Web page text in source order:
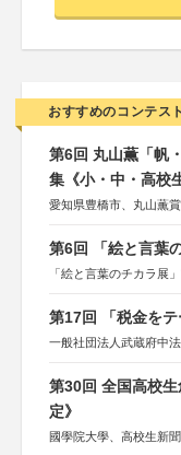
おすすめのコンテスト
第6回 丸山薫「帆
集《小・中・高校
愛知県豊橋市、丸山薫
第6回 「絵と言葉
「絵と言葉のチカラ展
第17回 「税金をテ
一般社団法人武蔵府中
第30回 全国高校
定》
國學院大學、高校生新